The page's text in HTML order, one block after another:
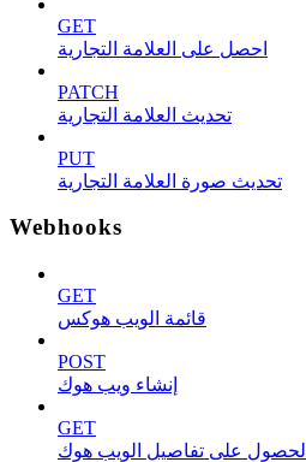
GET
احصل على العلامة التجارية
PATCH
تحديث العلامة التجارية
PUT
تحديث صورة العلامة التجارية
Webhooks
GET
قائمة الويب هوكس
POST
إنشاء ويب هوك
GET
الحصول على تفاصيل الويب هوك